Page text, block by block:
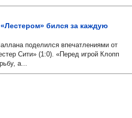
бился за каждую
поделился впечатлениями от
Сити» (1:0). «Перед игрой Клопп
а...